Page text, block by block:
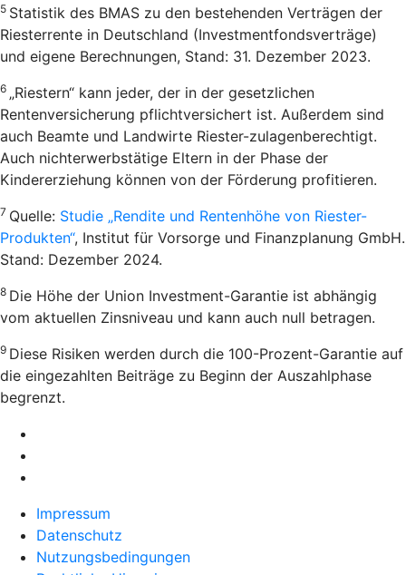
5 Statistik des BMAS zu den bestehenden Verträgen der
Riesterrente in Deutschland (Investmentfondsverträge)
und eigene Berechnungen, Stand: 31. Dezember 2023.
6 „Riestern“ kann jeder, der in der gesetzlichen
Rentenversicherung pflichtversichert ist. Außerdem sind
auch Beamte und Landwirte Riester-zulagenberechtigt.
Auch nichterwerbstätige Eltern in der Phase der
Kindererziehung können von der Förderung profitieren.
7 Quelle: Studie „Rendite und Rentenhöhe von Riester-
Produkten“, Institut für Vorsorge und Finanzplanung GmbH.
Stand: Dezember 2024.
8 Die Höhe der Union Investment-Garantie ist abhängig
vom aktuellen Zinsniveau und kann auch null betragen.
9 Diese Risiken werden durch die 100-Prozent-Garantie auf
die eingezahlten Beiträge zu Beginn der Auszahlphase
begrenzt.
Impressum
Datenschutz
Nutzungsbedingungen